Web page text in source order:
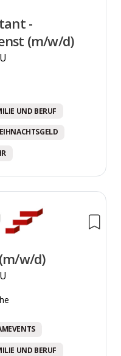
-
(m/w/d)
UND BERUF
w/d)
UND BERUF